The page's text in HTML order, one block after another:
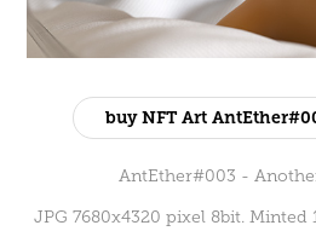
buy NFT Art
AntEther#003 -
JPG 7680x4320 pixel 8bit. Minted